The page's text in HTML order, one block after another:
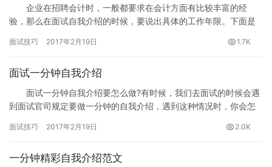
企业在招聘会计时，一般都要求在会计方面有比较丰富的经
验，那么在面试自我介绍的时候，要说出具体的工作年限。下面是
面试技巧 2017年2月19日 1.7K
面试一分钟自我介绍
面试一分钟自我介绍要怎么做?有时候，我们去面试的时候会遇
到面试官司规定要做一分钟的自我介绍，遇到这种情况时，你会怎
一分钟自我介绍内容，突出“做成过什么”，展现你与应聘职位相关的
面试技巧 2017年2月19日 2.0K
一分钟精彩自我介绍范文